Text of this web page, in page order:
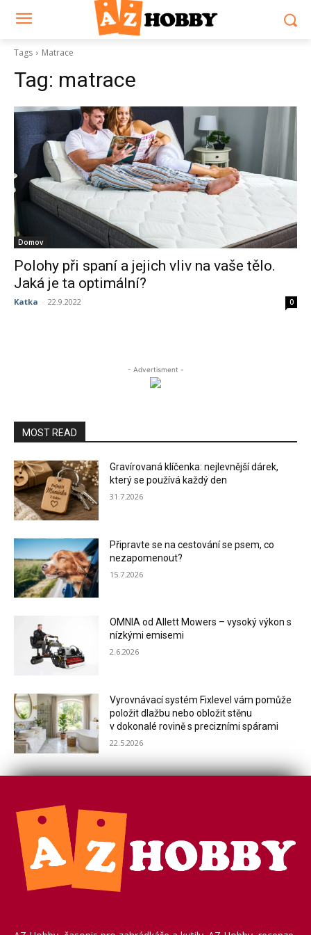
Tags Matrace
Tag: matrace
Domov
Polohy při spaní a jejich vliv na vaše tělo.
Jaká je ta optimální?
Katka - 22.9.2022 0
- Advertisment -
MOST READ
Gravírovaná klíčenka: nejlevnější dárek,
který se používá každý den
31.7.2026
Připravte se na cestování se psem, co
nezapomenout?
15.7.2026
OMNIA od Allett Mowers – vysoký výkon s
nízkými emisemi
2.6.2026
Vyrovnávací systém Fixlevel vám pomůže
položit dlažbu nebo obložit stěnu
v dokonalé rovině s precizními spárami
22.5.2026